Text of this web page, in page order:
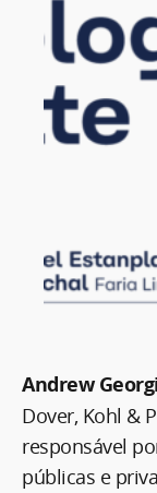
Andrew
Dover, Kohl &
responsável
públicas e